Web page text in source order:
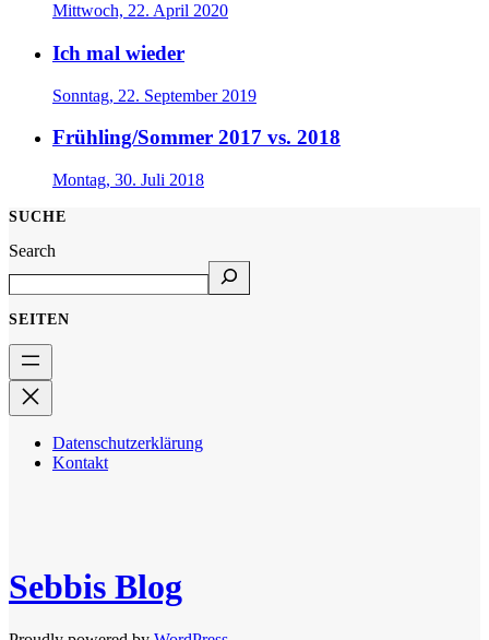
Mittwoch, 22. April 2020
Ich mal wieder
Sonntag, 22. September 2019
Frühling/Sommer 2017 vs. 2018
Montag, 30. Juli 2018
SUCHE
Search
SEITEN
Datenschutzerklärung
Kontakt
Sebbis Blog